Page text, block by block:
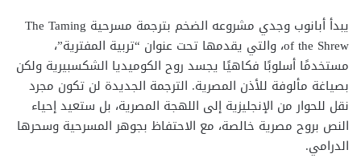
يبدأ أبانوب وجدي مشروعه الضخم بترجمة مسرحية The Taming
of the Shrew، والتي يقدمها تحت عنوان “تربية المفترية”،
مستخدمًا أسلوبًا فكاهيًا يجسد روح الكوميديا الشكسبيرية ولكن
بصياغة مألوفة للأذن المصرية. الترجمة الجديدة لن تكون مجرد
نقل للحوار من الإنجليزية إلى اللهجة المصرية، بل ستعيد إحياء
النص بروح مصرية خالصة، مع الاحتفاظ بجوهر المسرحية وسحرها
الدرامي.